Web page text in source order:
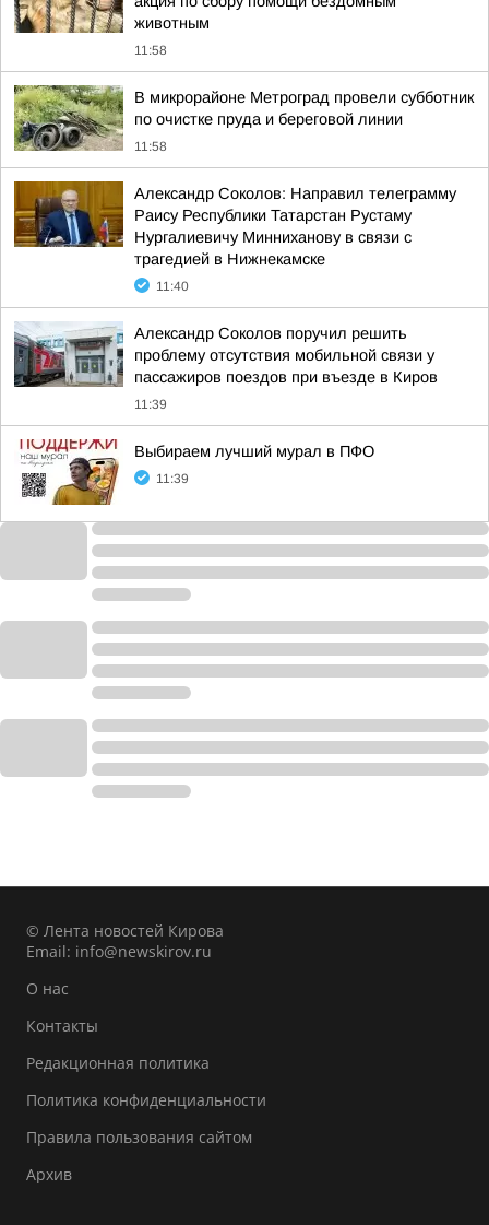
животным
11:58
В микрорайоне Метроград провели субботник
по очистке пруда и береговой линии
11:58
Александр Соколов: Направил телеграмму
Раису Республики Татарстан Рустаму
Нургалиевичу Минниханову в связи с
трагедией в Нижнекамске
11:40
Александр Соколов поручил решить
проблему отсутствия мобильной связи у
пассажиров поездов при въезде в Киров
11:39
Выбираем лучший мурал в ПФО
11:39
© Лента новостей Кирова
Email: info@newskirov.ru
О нас
Контакты
Редакционная политика
Политика конфиденциальности
Правила пользования сайтом
Архив